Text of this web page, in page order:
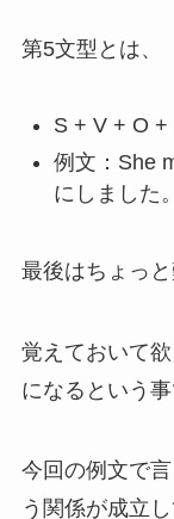
第5文型とは、
S + V + O +
例文：She
にしました
最後はちょっと
覚えておいて
になるという事
今回の例文で
う関係が成立し